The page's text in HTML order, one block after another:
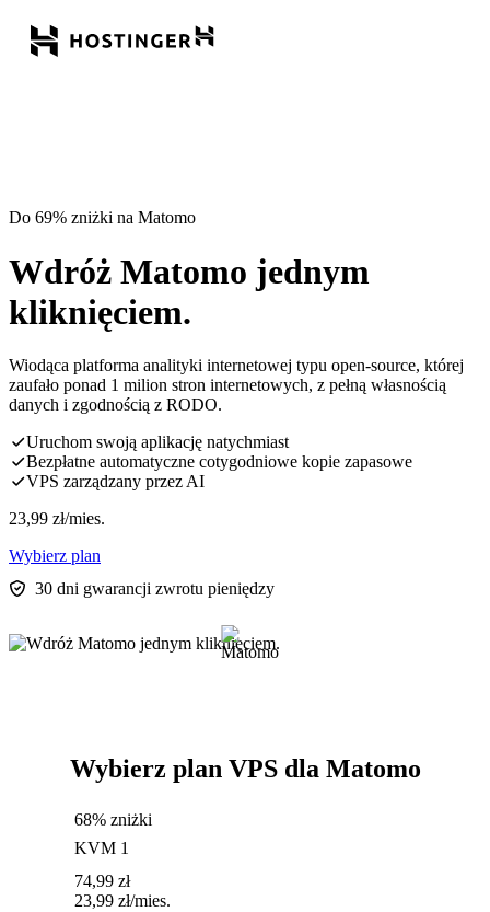
Do 69% zniżki na Matomo
Wdróż Matomo jednym
kliknięciem.
Wiodąca platforma analityki internetowej typu open-source, której
zaufało ponad 1 milion stron internetowych, z pełną własnością
danych i zgodnością z RODO.
Uruchom swoją aplikację natychmiast
Bezpłatne automatyczne cotygodniowe kopie zapasowe
VPS zarządzany przez AI
23,99 zł/mies.
Wybierz plan
30 dni gwarancji zwrotu pieniędzy
Wybierz plan VPS dla Matomo
68% zniżki
KVM 1
74,99 zł
23,99 zł/mies.